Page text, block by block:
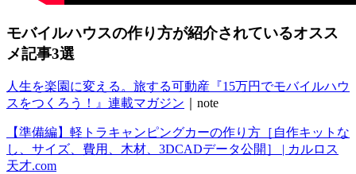
モバイルハウスの作り方が紹介されているオスス
メ記事3選
人生を楽園に変える。旅する可動産『15万円でモバイルハウ
スをつくろう！』連載マガジン ｜note
【準備編】軽トラキャンピングカーの作り方［自作キットな
し、サイズ、費用、木材、3DCADデータ公開］ | カルロス
天才.com